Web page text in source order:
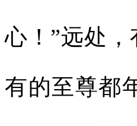
心！”远处
有的至尊都